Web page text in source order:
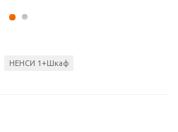
НЕНСИ 1+Шкаф